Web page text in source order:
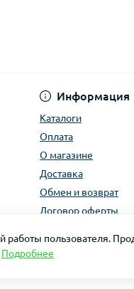
Информация
Каталоги
Оплата
О магазине
Доставка
Обмен и возврат
Договор оферты
пользователя.
Подробнее